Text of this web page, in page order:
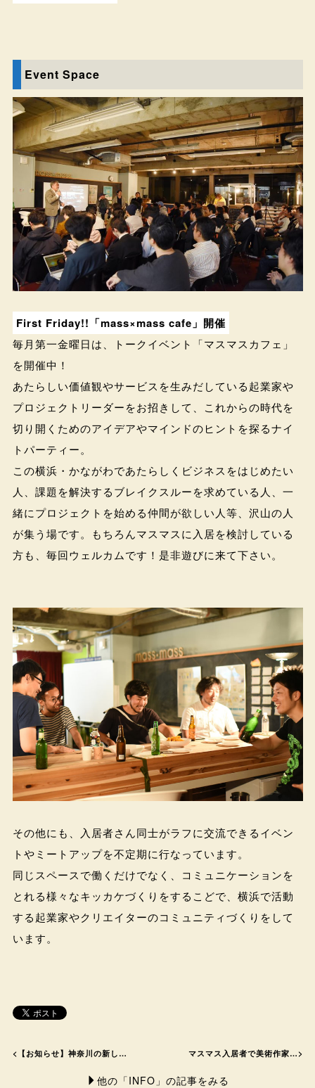
Event Space
First Friday!!「mass×mass cafe」開催
毎月第一金曜日は、トークイベント「マスマスカフェ」
を開催中！
あたらしい価値観やサービスを生みだしている起業家や
プロジェクトリーダーをお招きして、これからの時代を
切り開くためのアイデアやマインドのヒントを探るナイ
トパーティー。
この横浜・かながわであたらしくビジネスをはじめたい
人、課題を解決するブレイクスルーを求めている人、一
緒にプロジェクトを始める仲間が欲しい人等、沢山の人
が集う場です。もちろんマスマスに入居を検討している
方も、毎回ウェルカムです！是非遊びに来て下さい。
その他にも、入居者さん同士がラフに交流できるイベン
トやミートアップを不定期に行なっています。
同じスペースで働くだけでなく、コミュニケーションを
とれる様々なキッカケづくりをするこどで、横浜で活動
する起業家やクリエイターのコミュニティづくりをして
います。
< 【お知らせ】神奈川の新し… マスマス入居者で美術作家… >
他の「INFO」の記事をみる